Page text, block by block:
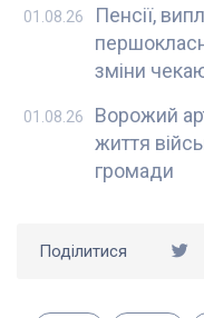
Пенсії,
зміни
01.08.26
Ворожий
життя
громади
01.08.26
Поділитися